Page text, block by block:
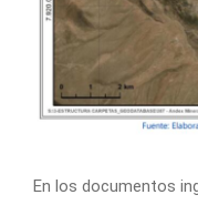
En los documentos